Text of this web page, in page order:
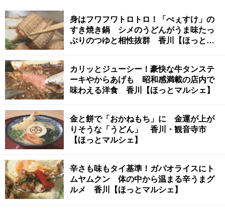
身はフワフワトロトロ！「べぇすけ」の
すき焼き鍋 シメのうどんがうま味たっ
ぷりのつゆと相性抜群 香川【ほっとマ
カリッとジューシー！豪快な牛タンステ
ーキやからあげも 昭和感満載の店内で
味わえる洋食 香川【ほっとマルシェ】
金と餅で「おかねもち」に 金運が上が
りそうな「うどん」 香川・観音寺市
【ほっとマルシェ】
辛さも味もタイ基準！ガパオライスにト
ムヤムクン 体の中から温まる辛うまグ
ルメ 香川【ほっとマルシェ】